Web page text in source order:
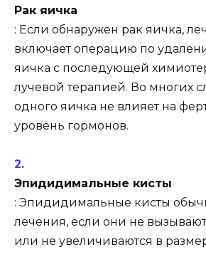
Рак яичка
: Если обнаружен рак яичка,
включает операцию по
яичка с последующей
лучевой терапией. Во многих
одного яичка не влияет на
уровень гормонов.
Эпидидимальные кисты
: Эпидидимальные кисты
лечения, если они не
или не увеличиваются в